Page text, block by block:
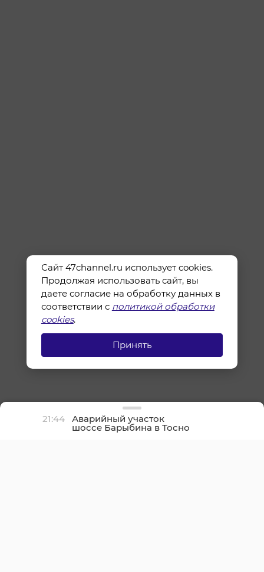
21:44 Аварийный участок
шоссе Барыбина в Тосно
оперативно
Сайт 47channel.ru использует cookies.
Продолжая использовать сайт, вы
даете согласие на обработку данных в
соответствии с политикой обработки
cookies.
Принять